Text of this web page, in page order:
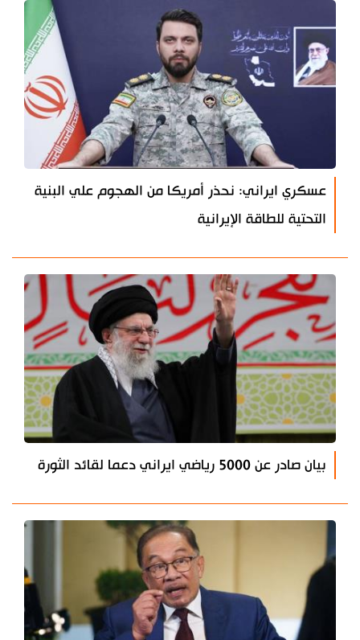
عسكري ايراني: نحذر أمريكا من الهجوم علي البنية
التحتية للطاقة الإيرانية
بيان صادر عن 5000 رياضي ايراني دعما لقائد الثورة